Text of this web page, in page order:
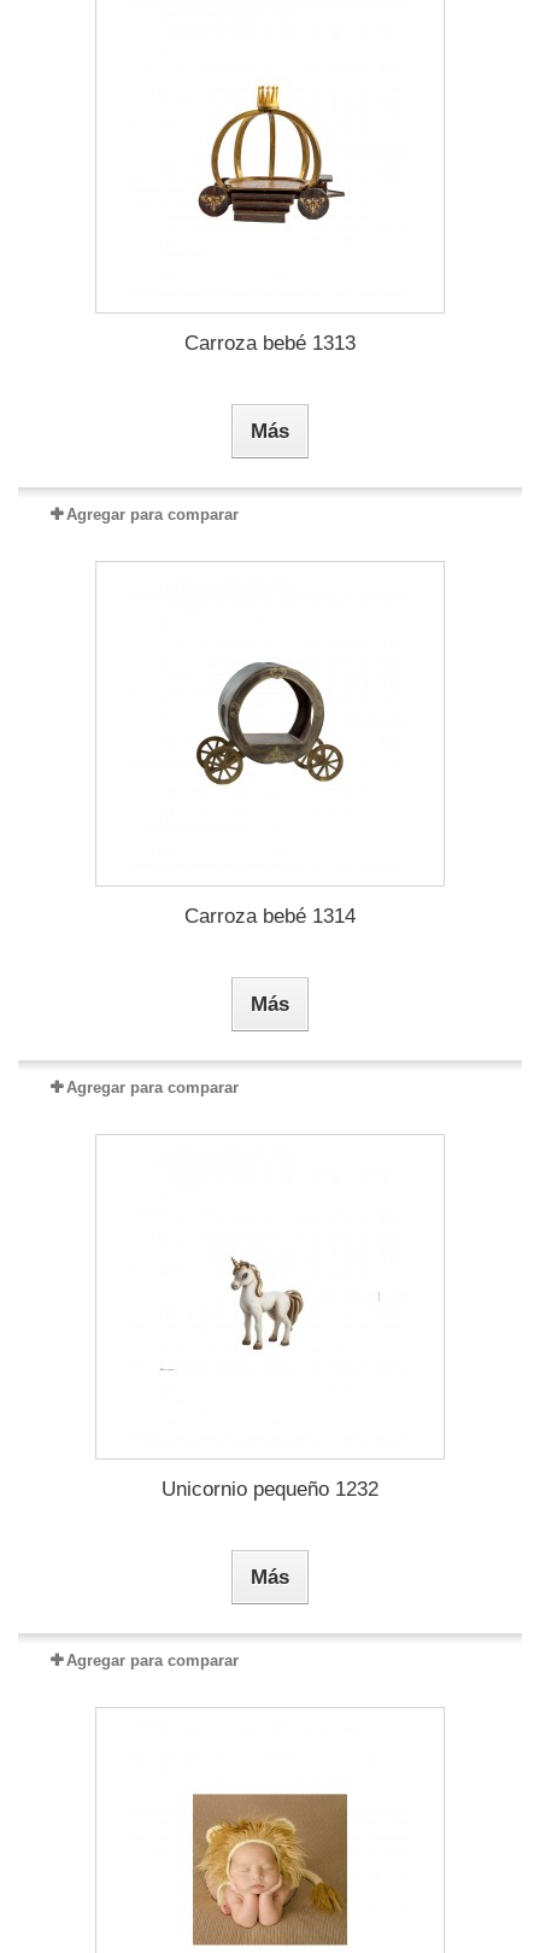
Carroza bebé 1313
Más
Agregar para comparar
Carroza bebé 1314
Más
Agregar para comparar
Unicornio pequeño 1232
Más
Agregar para comparar